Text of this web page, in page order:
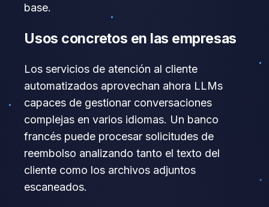
base.
Usos concretos en las empresas
Los servicios de atención al cliente
automatizados aprovechan ahora LLMs
capaces de gestionar conversaciones
complejas en varios idiomas. Un banco
francés puede procesar solicitudes de
reembolso analizando tanto el texto del
cliente como los archivos adjuntos
escaneados.